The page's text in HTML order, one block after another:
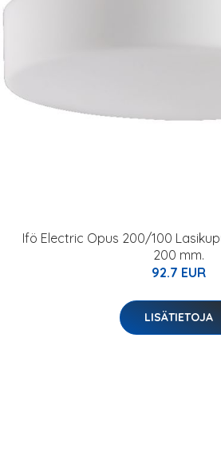
Ifö Electric Opus 200/100
200 mm.
92.7 EUR
LISÄTIETOJA